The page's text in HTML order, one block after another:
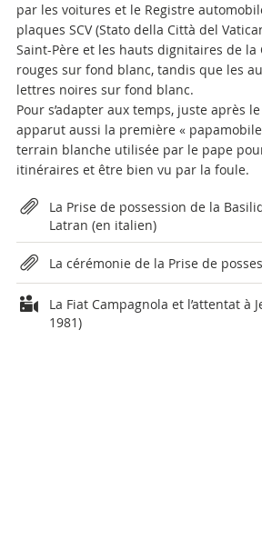
par les voitures et le Registre
plaques SCV (Stato della Città del
Saint-Père et les hauts dignitaires de la
rouges sur fond blanc, tandis que les
lettres noires sur fond blanc.
Pour s’adapter aux temps, juste après
apparut aussi la première «
terrain blanche utilisée par le pape
itinéraires et être bien vu par la foule.
Attachments
La Prise de possession de la
Latran (en italien)
La cérémonie de la Prise de
La Fiat Campagnola et l’attentat à
1981)